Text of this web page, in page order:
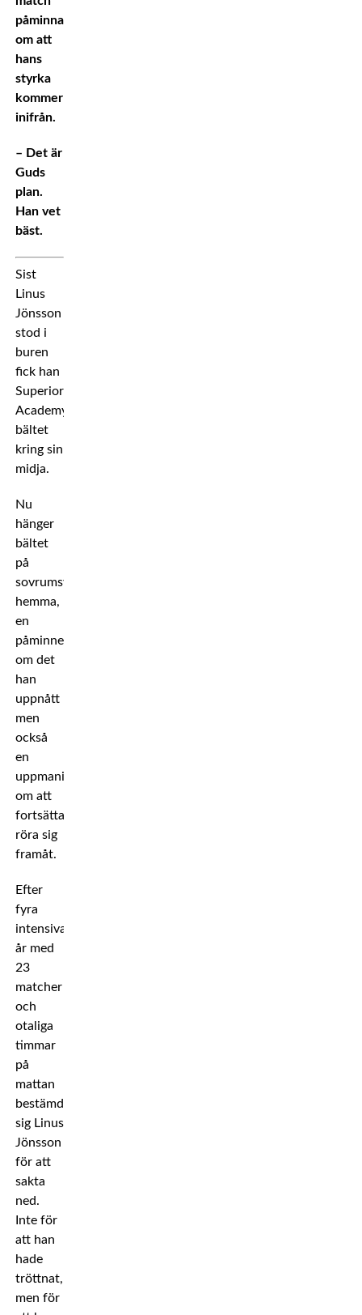
påminna
om att
hans
styrka
kommer
inifrån.
– Det är
Guds
plan.
Han vet
bäst.
Sist
Linus
Jönsson
stod i
buren
fick han
Superior
Academy-
bältet
kring sin
midja.
Nu
hänger
bältet
på
sovrumsväggen
hemma,
en
påminnelse
om det
han
uppnått
men
också
en
uppmaning
om att
fortsätta
röra sig
framåt.
Efter
fyra
intensiva
år med
23
matcher
och
otaliga
timmar
på
mattan
bestämde
sig Linus
Jönsson
för att
sakta
ned.
Inte för
att han
hade
tröttnat,
men för